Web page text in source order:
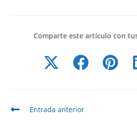
Comparte este artículo con
Entrada anterior